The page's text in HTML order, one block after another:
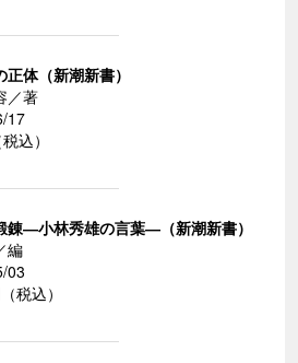
正体（新潮新書）
／著
17
込）
錬―小林秀雄の言葉―（新潮新書）
編
03
税込）